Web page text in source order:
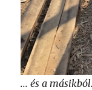
... és a